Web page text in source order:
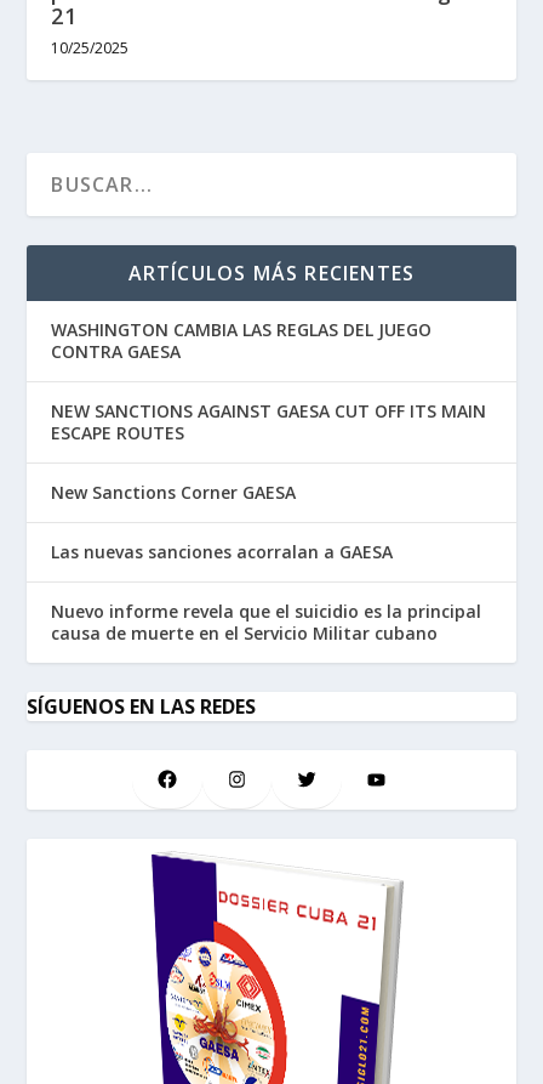
21
10/25/2025
ARTÍCULOS MÁS RECIENTES
WASHINGTON CAMBIA LAS REGLAS DEL JUEGO
CONTRA GAESA
NEW SANCTIONS AGAINST GAESA CUT OFF ITS MAIN
ESCAPE ROUTES
New Sanctions Corner GAESA
Las nuevas sanciones acorralan a GAESA
Nuevo informe revela que el suicidio es la principal
causa de muerte en el Servicio Militar cubano
SÍGUENOS EN LAS REDES